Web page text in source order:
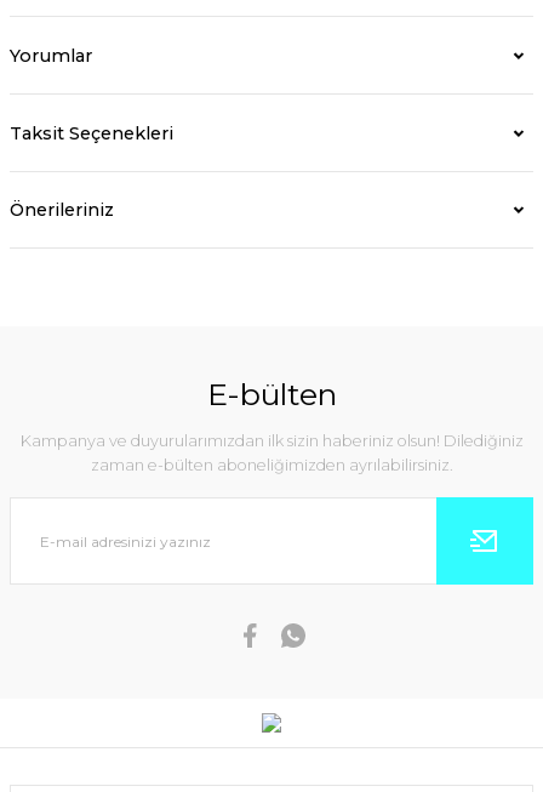
Yorumlar
Taksit Seçenekleri
Önerileriniz
E-bülten
Kampanya ve duyurularımızdan ilk sizin haberiniz olsun! Dilediğiniz
zaman e-bülten aboneliğimizden ayrılabilirsiniz.